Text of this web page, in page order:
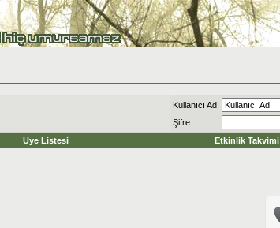
Kullanıcı Adı
Şifre
Üye Listesi Etkinlik Takvimi